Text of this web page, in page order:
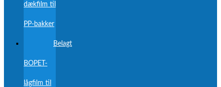
dækfilm til
PP-bakker
Belagt
BOPET-
lågfilm til